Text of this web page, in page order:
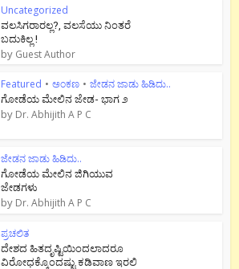
Uncategorized
ವಲಸಿಗರಾರಲ್ಲ?, ವಲಸೆಯು ನಿಂತರೆ
ಬದುಕಿಲ್ಲ !
by Guest Author
Featured • ಅಂಕಣ • ಜೇಡನ ಜಾಡು ಹಿಡಿದು..
ಗೋಡೆಯ ಮೇಲಿನ ಜೇಡ- ಭಾಗ ೨
by Dr. Abhijith A P C
ಜೇಡನ ಜಾಡು ಹಿಡಿದು..
ಗೋಡೆಯ ಮೇಲಿನ ಜಿಗಿಯುವ
ಜೇಡಗಳು
by Dr. Abhijith A P C
ಪ್ರಚಲಿತ
ದೇಶದ ಹಿತದೃಷ್ಟಿಯಿಂದಲಾದರೂ
ವಿರೋಧಕ್ಕೊಂದಷ್ಟು ಕಡಿವಾಣ ಇರಲಿ